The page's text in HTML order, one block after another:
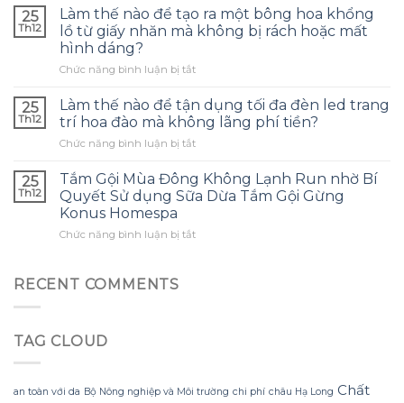
bảo
quản
phù
và
tránh
những
sai
thường
gặp?
đã
dùng
tinh
tràm
con
đây
là
tôi
ước
sớm
25
Th12
Làm thế nào để tạo ra một bông hoa khổng
lồ từ giấy nhăn mà không bị rách hoặc mất
hình dáng?
Chức năng bình luận bị tắtở
thế
để
tạo
một
bông
lồ
hình
25
Th12
Làm thế nào để tận dụng tối đa đèn led trang
trí hoa đào mà không lãng phí tiền?
Chức năng bình luận bị tắtở
thế
nào
để
dụng
không
25
Th12
Tắm Gội Mùa Đông Không Lạnh Run nhờ Bí
Quyết Sử dụng Sữa Dừa Tắm Gội Gừng
Konus Homespa
Chức năng bình luận bị tắtở
Quyết
RECENT COMMENTS
TAG CLOUD
an toàn với da Bộ Nông nghiệp và Môi trường chi phí châu Hạ Long Chất